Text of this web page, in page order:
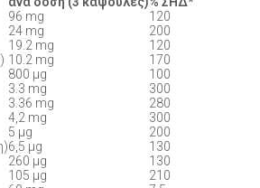
96 mg
120
24 mg
200
19.2 mg
120
10.2 mg
170
800 μg
100
3.3 mg
300
3.36 mg
280
4,2 mg
300
5 μg
200
6,5 μg
130
260 μg
130
105 μg
210